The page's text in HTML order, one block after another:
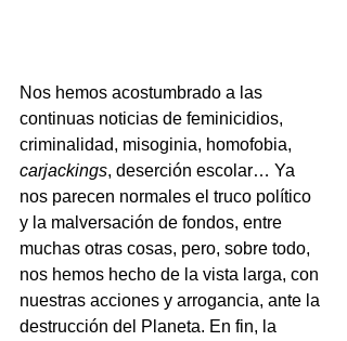
Nos hemos acostumbrado a las
continuas noticias de feminicidios,
criminalidad, misoginia, homofobia,
carjackings, deserción escolar… Ya
nos parecen normales el truco político
y la malversación de fondos, entre
muchas otras cosas, pero, sobre todo,
nos hemos hecho de la vista larga, con
nuestras acciones y arrogancia, ante la
destrucción del Planeta. En fin, la